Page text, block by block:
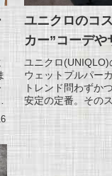
ユニクロのコ
カー”コーデ
ユニクロ(UNIQLO)
ウェットプルパー
トレンド問わずか
安定の定番。その
ンの"UT"ではなく